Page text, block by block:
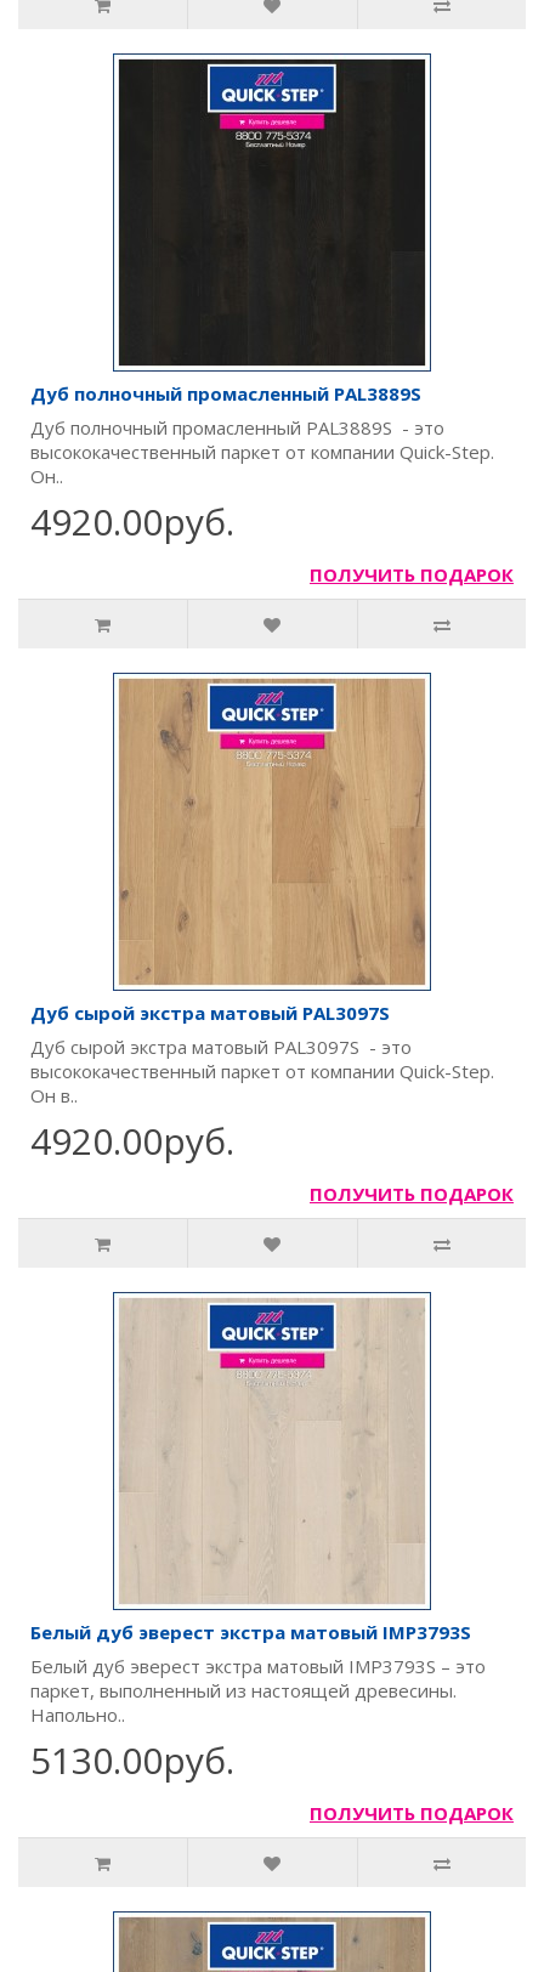
Дуб полночный промасленный PAL3889S
Дуб полночный промасленный PAL3889S - это
высококачественный паркет от компании Quick-Step.
Он..
4920.00руб.
ПОЛУЧИТЬ ПОДАРОК
Дуб сырой экстра матовый PAL3097S
Дуб сырой экстра матовый PAL3097S - это
высококачественный паркет от компании Quick-Step.
Он в..
4920.00руб.
ПОЛУЧИТЬ ПОДАРОК
Белый дуб эверест экстра матовый IMP3793S
Белый дуб эверест экстра матовый IMP3793S – это
паркет, выполненный из настоящей древесины.
Напольно..
5130.00руб.
ПОЛУЧИТЬ ПОДАРОК